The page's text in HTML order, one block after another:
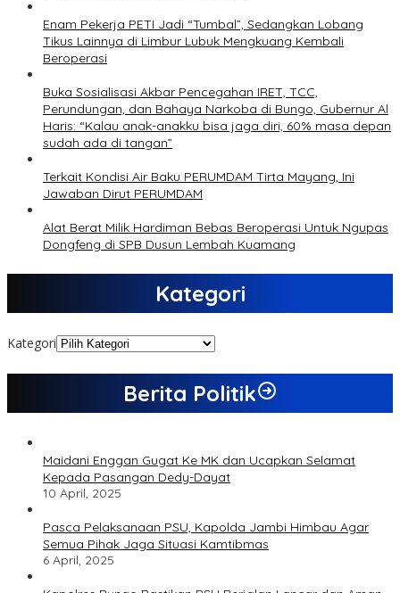
Enam Pekerja PETI Jadi “Tumbal”, Sedangkan Lobang
Tikus Lainnya di Limbur Lubuk Mengkuang Kembali
Beroperasi
Buka Sosialisasi Akbar Pencegahan IRET, TCC,
Perundungan, dan Bahaya Narkoba di Bungo, Gubernur Al
Haris: “Kalau anak-anakku bisa jaga diri, 60% masa depan
sudah ada di tangan”
Terkait Kondisi Air Baku PERUMDAM Tirta Mayang, Ini
Jawaban Dirut PERUMDAM
Alat Berat Milik Hardiman Bebas Beroperasi Untuk Ngupas
Dongfeng di SPB Dusun Lembah Kuamang
Kategori
Kategori
Berita Politik
Maidani Enggan Gugat Ke MK dan Ucapkan Selamat
Kepada Pasangan Dedy-Dayat
10 April, 2025
Pasca Pelaksanaan PSU, Kapolda Jambi Himbau Agar
Semua Pihak Jaga Situasi Kamtibmas
6 April, 2025